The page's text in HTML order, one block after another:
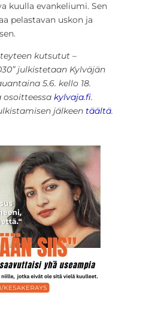
kuulla evankeliumi. Sen
pelastavan uskon ja
kutsutut –
julkistetaan Kylväjän
5.6. kello 18.
osoitteessa kylvaja.fi.
jälkeen täältä.